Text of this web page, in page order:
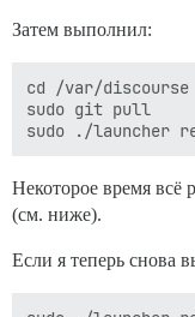
Затем выполнил:
cd /var/discourse
sudo git pull
Некоторое время всё
(см. ниже).
Если я теперь снова